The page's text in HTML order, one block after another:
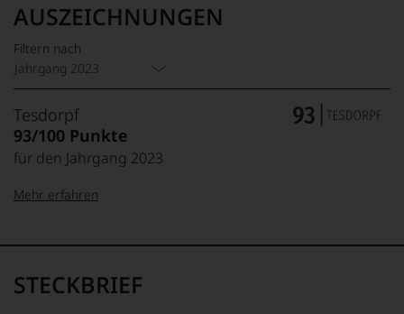
AUSZEICHNUNGEN
Filtern nach
Jahrgang 2023
Tesdorpf
93/100 Punkte
für den Jahrgang 2023
95–98 Punkte:
Name
Tesdorpf
Mehr erfahren
STECKBRIEF